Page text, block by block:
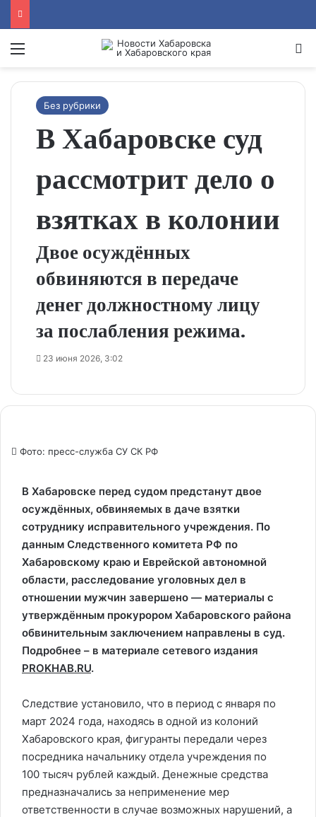
Menu
Без рубрики
В Хабаровске суд
рассмотрит дело о
взятках в колонии
Двое осуждённых
обвиняются в передаче
денег должностному лицу
за послабления режима.
23 июня 2026, 3:02
Фото: пресс-служба СУ СК РФ
В Хабаровске перед судом предстанут двое
осуждённых, обвиняемых в даче взятки
сотруднику исправительного учреждения. По
данным Следственного комитета РФ по
Хабаровскому краю и Еврейской автономной
области, расследование уголовных дел в
отношении мужчин завершено — материалы с
утверждённым прокурором Хабаровского района
обвинительным заключением направлены в суд.
Подробнее – в материале сетевого издания
PROKHAB.RU.
Следствие установило, что в период с января по
март 2024 года, находясь в одной из колоний
Хабаровского края, фигуранты передали через
посредника начальнику отдела учреждения по
100 тысяч рублей каждый. Денежные средства
предназначались за неприменение мер
ответственности в случае возможных нарушений, а